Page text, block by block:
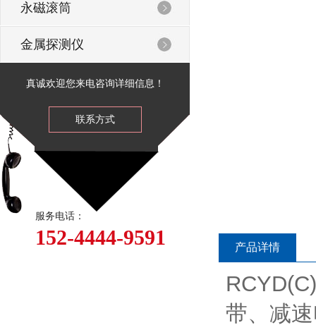
永磁滚筒
金属探测仪
真诚欢迎您来电咨询详细信息！
联系方式
服务电话：
152-4444-9591 产品详情
带、减